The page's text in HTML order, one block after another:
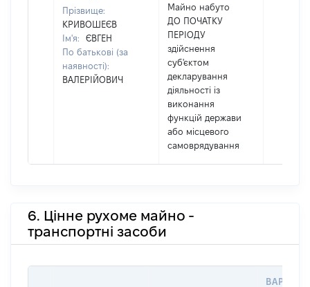
Прізвище:
КРИВОШЕЄВ
Ім'я:
ЄВГЕН
По батькові (за
наявності):
ВАЛЕРІЙОВИЧ
Майно набуто
ДО ПОЧАТКУ
ПЕРІОДУ
здійснення
суб'єктом
декларування
діяльності із
виконання
функцій держави
або місцевого
самоврядування
6. Цінне рухоме майно -
транспортні засоби